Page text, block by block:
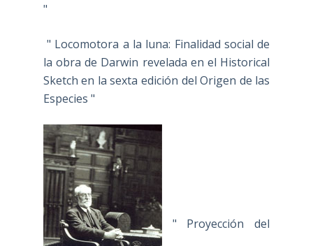
"
" Locomotora a la luna: Finalidad social de
la obra de Darwin revelada en el Historical
Sketch en la sexta edición del Origen de las
Especies "
" Proyección del